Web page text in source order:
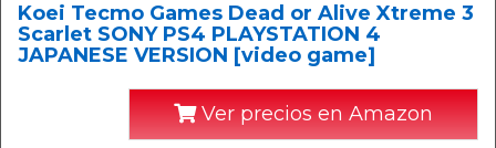
Koei Tecmo Games Dead or Alive Xtreme 3
Scarlet SONY PS4 PLAYSTATION 4
JAPANESE VERSION [video game]
Ver precios en Amazon